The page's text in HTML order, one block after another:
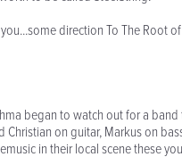
direction To The Root of
began to watch out for a
Christian on guitar, Markus on
in their local scene these